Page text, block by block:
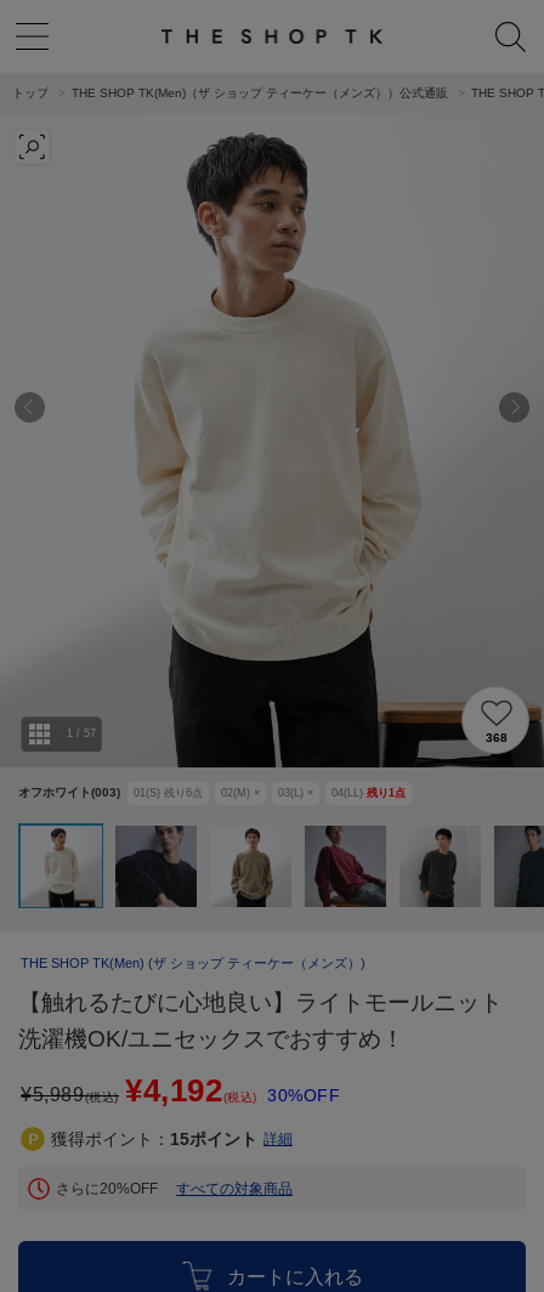
トップ THE SHOP TK(Men)（ザ ショップ ティーケー（メンズ））公式通販 THE SHOP
オフホワイト(003) 01(S) 残り 6点 02(M) × 03(L) × 04(LL) 残り 1 点
1 / 57 368
THE SHOP TK(Men) (ザ ショップ ティーケー（メンズ）)
【触れるたびに心地良い】ライトモールニット
洗濯機OK/ユニセックスでおすすめ！
¥5,989(税込) ¥4,192(税込) 30%OFF
獲得ポイント： 15ポイント 詳細
さらに20%OFF すべての対象商品
カートに入れる